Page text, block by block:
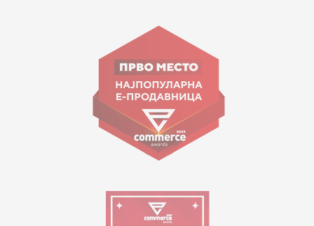
Goce Nikolovski 74 Shkup
contact@mytime.mk
Orari i punës:
09:00 - 17:00